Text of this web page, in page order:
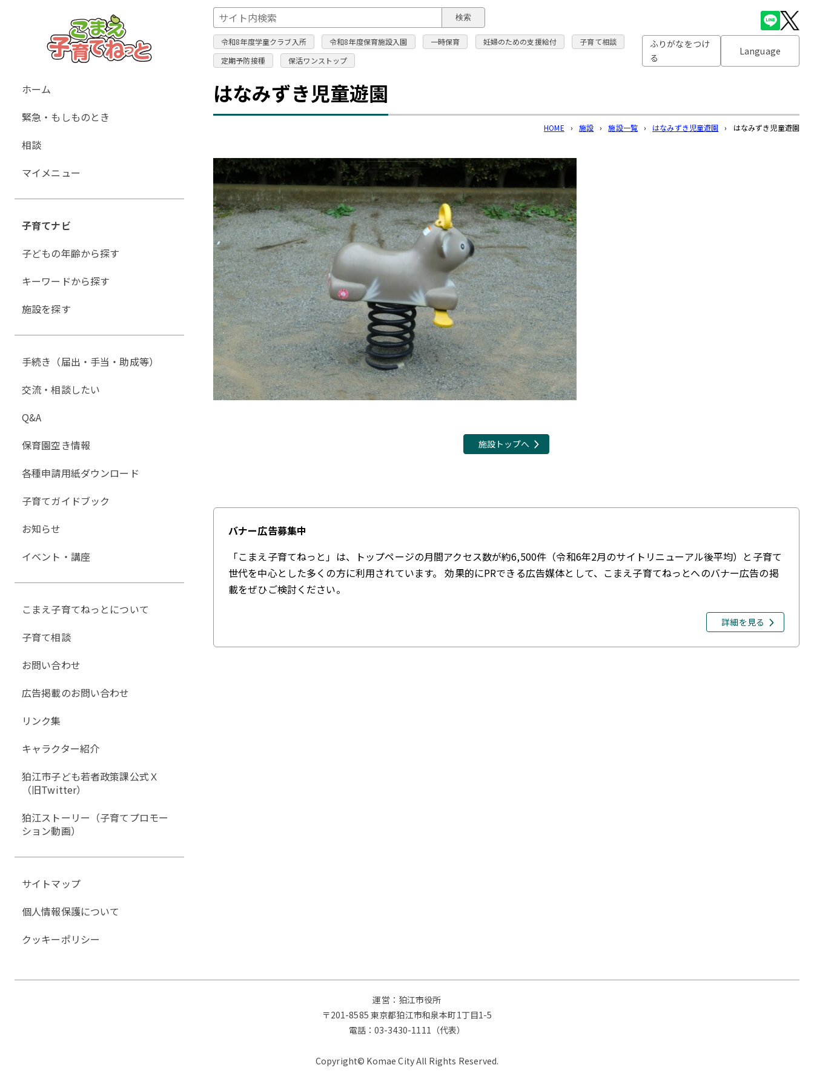
このページの本文へ
検索
令和8年度学童クラブ入所 令和8年度保育施設入園 一時保育 妊婦のための支援給付
子育て相談
定期予防接種
保活ワンストップ
ふりがなをつけ
る
Language
はなみずき児童遊園
HOME › 施設 › 施設一覧 › はなみずき児童遊園 › はなみずき児童遊園
施設トップへ
バナー広告募集中
「こまえ子育てねっと」は、トップページの月間アクセス数が約6,500件（令和6年2月のサイトリニューアル後平均）と子育て
世代を中心とした多くの方に利用されています。 効果的にPRできる広告媒体として、こまえ子育てねっとへのバナー広告の掲
載をぜひご検討ください。
詳細を見る
グ
ー
ル
ナ
ゲ
シ
ョ
ホーム
緊急・もしものとき
相談
マイメニュー
子育てナビ
子どもの年齢から探す
キーワードから探す
施設を探す
手続き（届出・手当・助成等）
交流・相談したい
Q&A
保育園空き情報
各種申請用紙ダウンロード
子育てガイドブック
お知らせ
イベント・講座
こまえ子育てねっとについて
子育て相談
お問い合わせ
広告掲載のお問い合わせ
リンク集
キャラクター紹介
狛江市子ども若者政策課公式Ｘ
（旧Twitter）
狛江ストーリー（子育てプロモー
ション動画）
サイトマップ
個人情報保護について
クッキーポリシー
運営：狛江市役所
〒201-8585 東京都狛江市和泉本町1丁目1-5
電話：03-3430-1111（代表）
Copyright© Komae City All Rights Reserved.